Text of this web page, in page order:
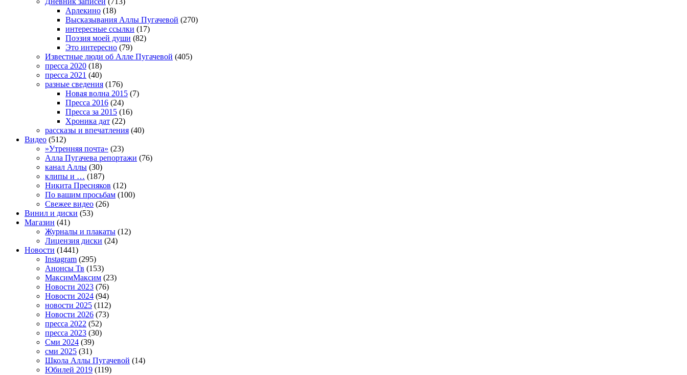
Арлекино (18)
Высказывания Аллы Пугачевой (270)
интересные ссылки (17)
Поэзия моей души (82)
Это интересно (79)
Известные люди об Алле Пугачевой (405)
пресса 2020 (18)
пресса 2021 (40)
разные сведения (176)
Новая волна 2015 (7)
Пресса 2016 (24)
Пресса за 2015 (16)
Хроника дат (22)
рассказы и впечатления (40)
Видео (512)
»Утренняя почта» (23)
Алла Пугачева репортажи (76)
канал Аллы (30)
клипы и … (187)
Никита Пресняков (12)
По вашим просьбам (100)
Свежее видео (26)
Винил и диски (53)
Магазин (41)
Журналы и плакаты (12)
Лицензия диски (24)
Новости (1441)
Instagram (295)
Анонсы Тв (153)
МаксимМаксим (23)
Новости 2023 (76)
Новости 2024 (94)
новости 2025 (112)
Новости 2026 (73)
пресса 2022 (52)
пресса 2023 (30)
Сми 2024 (39)
сми 2025 (31)
Школа Аллы Пугачевой (14)
Юбилей 2019 (119)